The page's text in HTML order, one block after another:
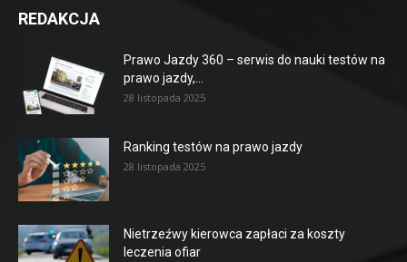
REDAKCJA
Prawo Jazdy 360 – serwis do nauki testów na
prawo jazdy,...
28 listopada 2025
Ranking testów na prawo jazdy
28 listopada 2025
Nietrzeźwy kierowca zapłaci za koszty
leczenia ofiar